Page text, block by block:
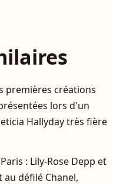
premières créations
lors d'un
Hallyday très fière
: Lily-Rose Depp et
défilé Chanel,